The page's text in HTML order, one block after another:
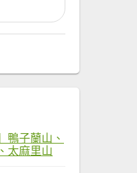
鴨子蘭山、
太麻里山